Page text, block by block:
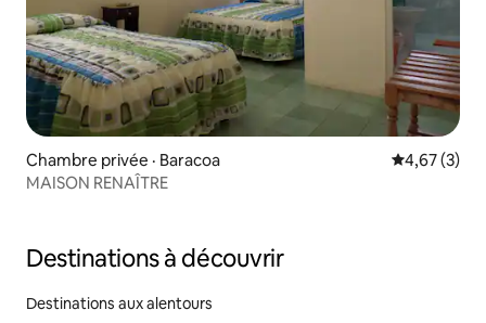
Chambre privée · Baracoa Note
4,67 (3)
MAISON RENAÎTRE
Destinations à découvrir
Destinations aux alentours